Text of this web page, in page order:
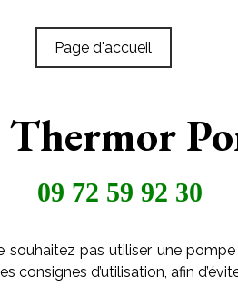
Page d'accueil
Thermor
09 72 59 92 30
pas utiliser une
d’utilisation, afin